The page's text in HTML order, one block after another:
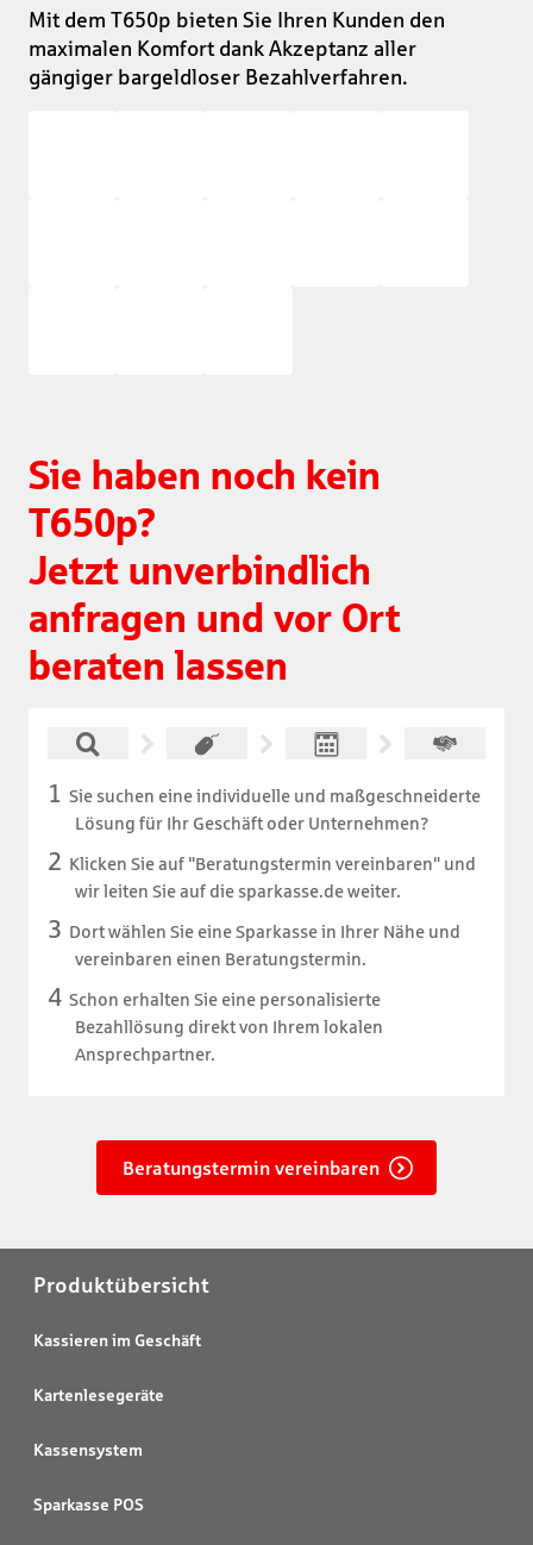
Mit dem T650p bieten Sie Ihren Kunden den
maximalen Komfort dank Akzeptanz aller
gängiger bargeldloser Bezahlverfahren.
Sie haben noch kein
T650p?
Jetzt unverbindlich
anfragen und vor Ort
beraten lassen
Sie suchen eine individuelle und maßgeschneiderte
Lösung für Ihr Geschäft oder Unternehmen?
Klicken Sie auf "Beratungstermin vereinbaren" und
wir leiten Sie auf die sparkasse.de weiter.
Dort wählen Sie eine Sparkasse in Ihrer Nähe und
vereinbaren einen Beratungstermin.
Schon erhalten Sie eine personalisierte
Bezahllösung direkt von Ihrem lokalen
Ansprechpartner.
Beratungstermin vereinbaren
Produktübersicht
Kassieren im Geschäft
Kartenlesegeräte
Kassensystem
Sparkasse POS